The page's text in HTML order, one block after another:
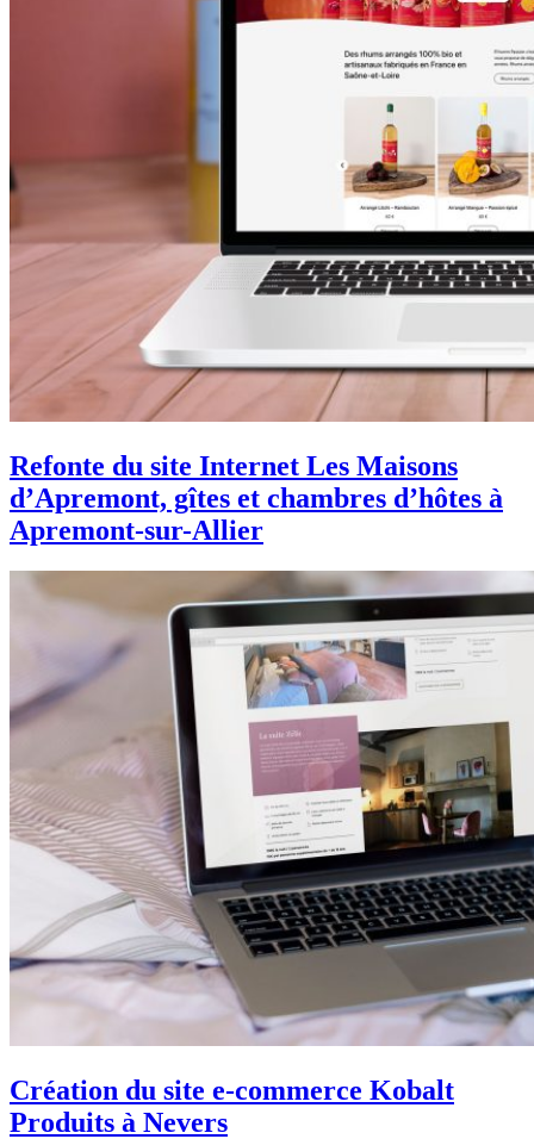
Refonte du site Internet Les Maisons
d’Apremont, gîtes et chambres d’hôtes à
Apremont-sur-Allier
Création du site e-commerce Kobalt
Produits à Nevers